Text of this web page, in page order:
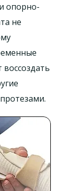
опорно-
не